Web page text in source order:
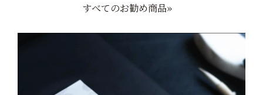
すべてのお勧め商品»